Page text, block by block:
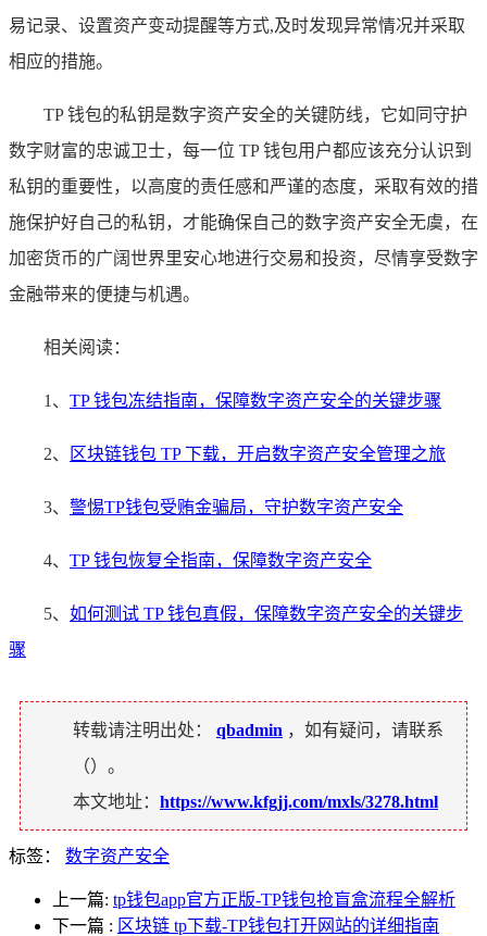
易记录、设置资产变动提醒等方式,及时发现异常情况并采取
相应的措施。
TP 钱包的私钥是数字资产安全的关键防线，它如同守护
数字财富的忠诚卫士，每一位 TP 钱包用户都应该充分认识到
私钥的重要性，以高度的责任感和严谨的态度，采取有效的措
施保护好自己的私钥，才能确保自己的数字资产安全无虞，在
加密货币的广阔世界里安心地进行交易和投资，尽情享受数字
金融带来的便捷与机遇。
相关阅读：
1、 TP 钱包冻结指南，保障数字资产安全的关键步骤
2、 区块链钱包 TP 下载，开启数字资产安全管理之旅
3、 警惕TP钱包受贿金骗局，守护数字资产安全
4、 TP 钱包恢复全指南，保障数字资产安全
5、 如何测试 TP 钱包真假，保障数字资产安全的关键步
骤
转载请注明出处： qbadmin ，如有疑问，请联系
（）。
本文地址： https://www.kfgjj.com/mxls/3278.html
标签： 数字资产安全
上一篇: tp钱包app官方正版-TP钱包抢盲盒流程全解析
下一篇 : 区块链 tp下载-TP钱包打开网站的详细指南